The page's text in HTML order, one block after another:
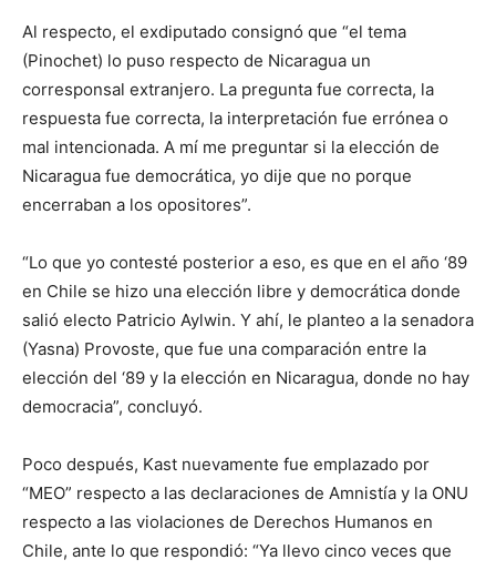
Al respecto, el exdiputado consignó que “el tema
(Pinochet) lo puso respecto de Nicaragua un
corresponsal extranjero. La pregunta fue correcta, la
respuesta fue correcta, la interpretación fue errónea o
mal intencionada. A mí me preguntar si la elección de
Nicaragua fue democrática, yo dije que no porque
encerraban a los opositores”.
“Lo que yo contesté posterior a eso, es que en el año ‘89
en Chile se hizo una elección libre y democrática donde
salió electo Patricio Aylwin. Y ahí, le planteo a la senadora
(Yasna) Provoste, que fue una comparación entre la
elección del ‘89 y la elección en Nicaragua, donde no hay
democracia”, concluyó.
Poco después, Kast nuevamente fue emplazado por
“MEO” respecto a las declaraciones de Amnistía y la ONU
respecto a las violaciones de Derechos Humanos en
Chile, ante lo que respondió: “Ya llevo cinco veces que